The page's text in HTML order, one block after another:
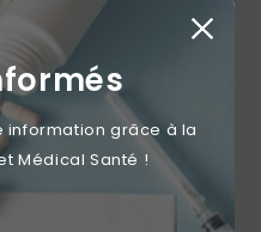
information grâce à la
Médical Santé !
Carrées 5x5cm -
De 4
€